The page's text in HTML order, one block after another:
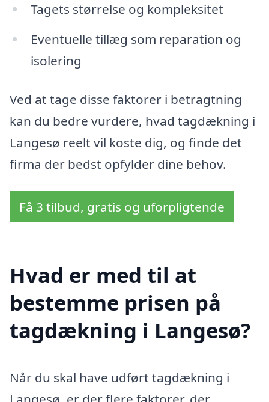
Tagets størrelse og kompleksitet
Eventuelle tillæg som reparation og
isolering
Ved at tage disse faktorer i betragtning
kan du bedre vurdere, hvad tagdækning i
Langesø reelt vil koste dig, og finde det
firma der bedst opfylder dine behov.
Få 3 tilbud, gratis og uforpligtende
Hvad er med til at
bestemme prisen på
tagdækning i Langesø?
Når du skal have udført tagdækning i